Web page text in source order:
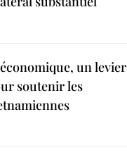
un levier
soutenir les